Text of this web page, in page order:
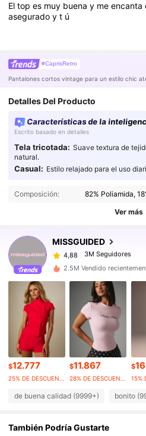
Eltopes muy buenay meencanta
aseguradoyt ú
#CaprisRetro
Pantalones cortos vintage para un estilo chic
Detalles Del Producto
Características de la
Escrito basado en detalles
Tela tricotada: Suave textura de
natural.
Casual: Estilo relajado para el uso
Composición: 82% Poliamida,
Ver más
MISSGUIDED
3M Seguidores
3M Seguidores
3M Seguidores
g***0 pagóHace 1 día
3M Seguidores
4,88 3M Seguidores
4,88 3M Seguidores
4,88 3M Seguidores
4,88 3M Seguidores
2.5M Vendido
$12.777
25% DE DESCUENTO
$11.867
28% DE DESCUENTO
$
de buena calidad (9999+) bonito
También Podría Gustarte